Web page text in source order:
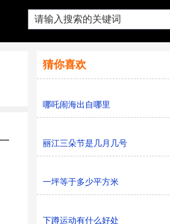
猜你喜欢
哪吒闹海出自哪里
丽江三朵节是几月几号
一坪等于多少平方米
下蹲运动有什么好处